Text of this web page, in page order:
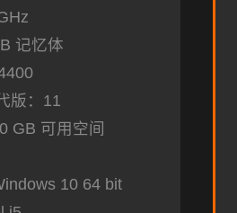
记忆体
版：11
GB 可用空间
10 64 bit